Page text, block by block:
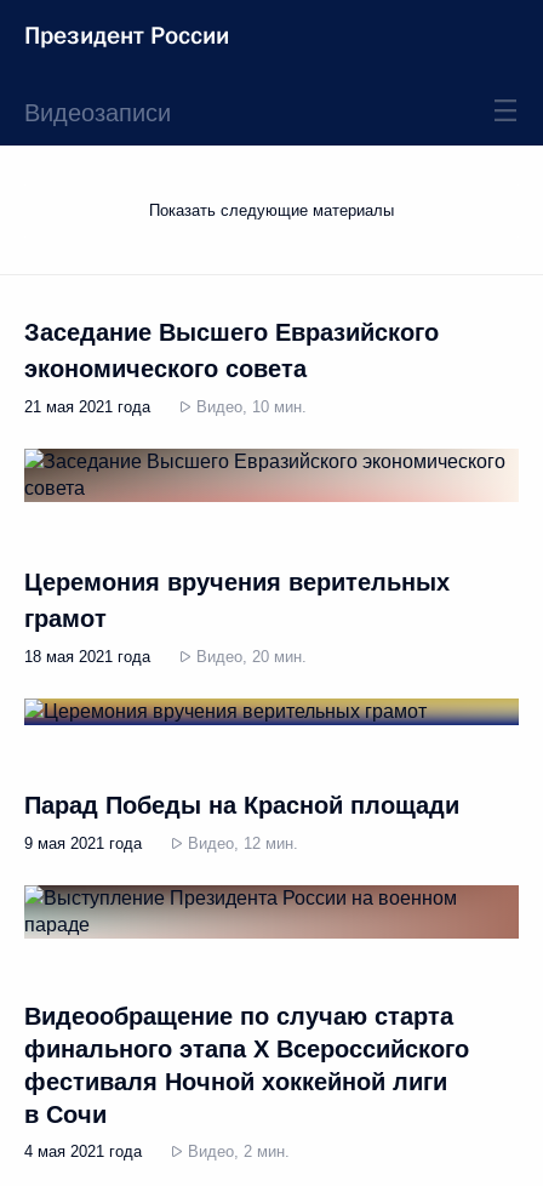
Президент России
Видеозаписи
Показать следующие материалы
Заседание Высшего Евразийского
экономического совета
21 мая 2021 года Видео, 10 мин.
Церемония вручения верительных
грамот
18 мая 2021 года Видео, 20 мин.
Парад Победы на Красной площади
9 мая 2021 года Видео, 12 мин.
Видеообращение по случаю старта
финального этапа Х Всероссийского
фестиваля Ночной хоккейной лиги
в Сочи
4 мая 2021 года Видео, 2 мин.